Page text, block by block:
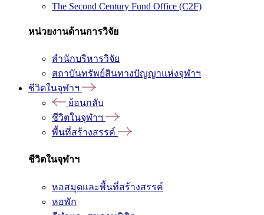
The Second Century Fund Office (C2F)
หน่วยงานด้านการวิจัย
สำนักบริหารวิจัย
สถาบันทรัพย์สินทางปัญญาแห่งจุฬาฯ
ชีวิตในจุฬาฯ
ย้อนกลับ
ชีวิตในจุฬาฯ
พื้นที่สร้างสรรค์
ชีวิตในจุฬาฯ
หอสมุดและพื้นที่สร้างสรรค์
หอพัก